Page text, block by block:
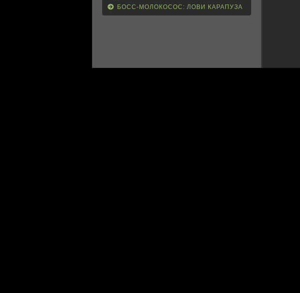
БОСС-МОЛОКОСОС: ЛОВИ КАРАПУЗА